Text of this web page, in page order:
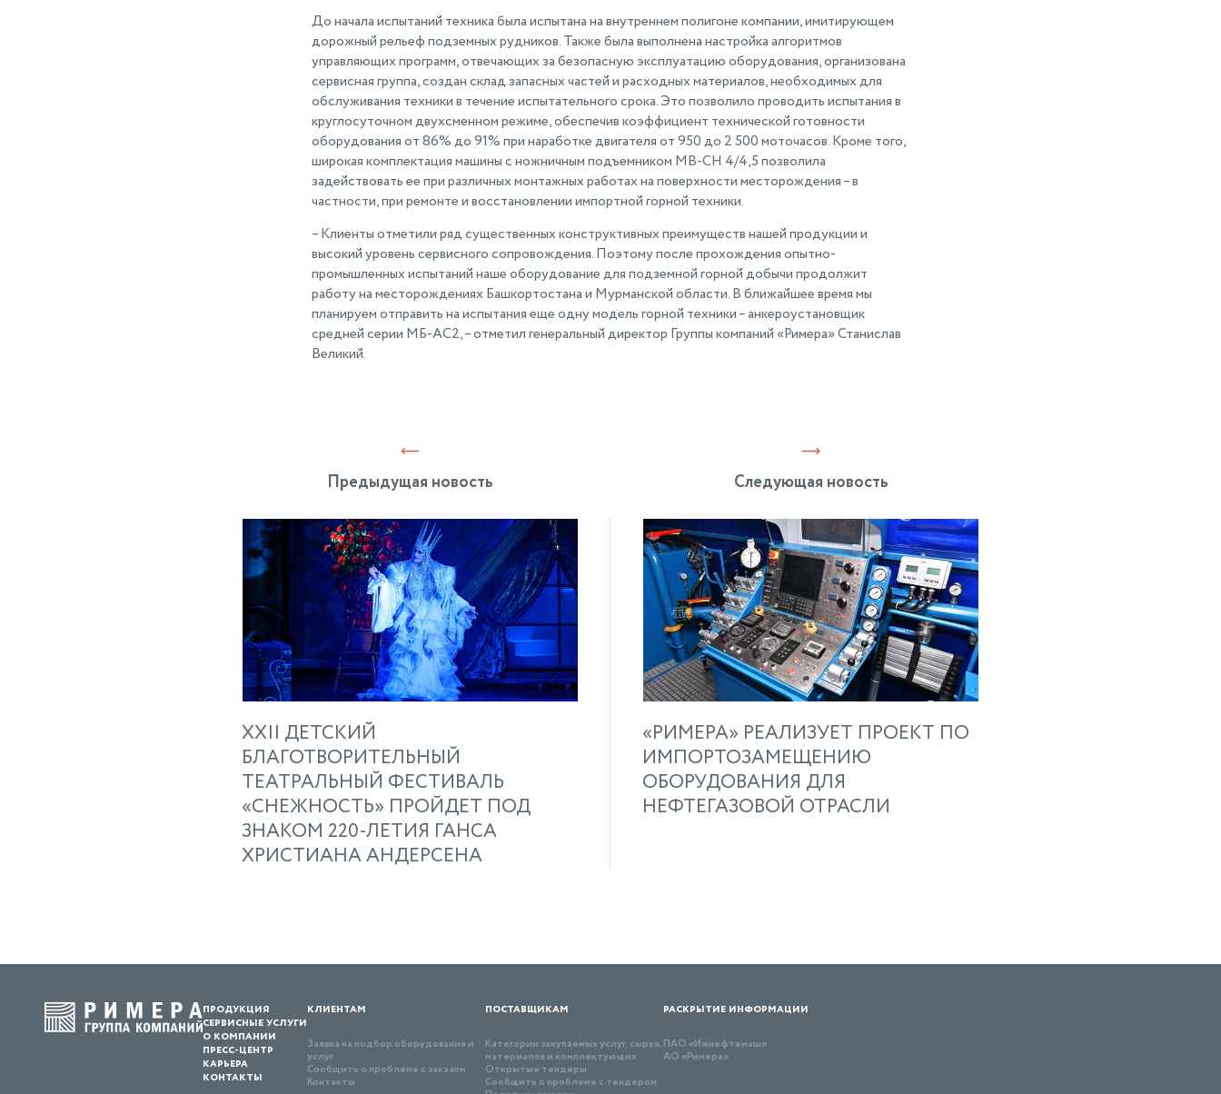
До начала испытаний техника была испытана на внутреннем полигоне компании, имитирующем
дорожный рельеф подземных рудников. Также была выполнена настройка алгоритмов
управляющих программ, отвечающих за безопасную эксплуатацию оборудования, организована
сервисная группа, создан склад запасных частей и расходных материалов, необходимых для
обслуживания техники в течение испытательного срока. Это позволило проводить испытания в
круглосуточном двухсменном режиме, обеспечив коэффициент технической готовности
оборудования от 86% до 91% при наработке двигателя от 950 до 2 500 моточасов. Кроме того,
широкая комплектация машины с ножничным подъемником МВ-СН 4/4,5 позволила
задействовать ее при различных монтажных работах на поверхности месторождения – в
частности, при ремонте и восстановлении импортной горной техники.
– Клиенты отметили ряд существенных конструктивных преимуществ нашей продукции и
высокий уровень сервисного сопровождения. Поэтому после прохождения опытно-
промышленных испытаний наше оборудование для подземной горной добычи продолжит
работу на месторождениях Башкортостана и Мурманской области. В ближайшее время мы
планируем отправить на испытания еще одну модель горной техники – анкероустановщик
средней серии МБ-АС2, – отметил генеральный директор Группы компаний «Римера» Станислав
Великий.
Предыдущая новость
XXII ДЕТСКИЙ
БЛАГОТВОРИТЕЛЬНЫЙ
ТЕАТРАЛЬНЫЙ ФЕСТИВАЛЬ
«СНЕЖНОСТЬ» ПРОЙДЕТ ПОД
ЗНАКОМ 220-ЛЕТИЯ ГАНСА
ХРИСТИАНА АНДЕРСЕНА
Следующая новость
«РИМЕРА» РЕАЛИЗУЕТ ПРОЕКТ ПО
ИМПОРТОЗАМЕЩЕНИЮ
ОБОРУДОВАНИЯ ДЛЯ
НЕФТЕГАЗОВОЙ ОТРАСЛИ
продукция
сервисные услуги
о компании
пресс-центр
карьера
контакты
клиентам
Заявка на подбор оборудования и
услуг
Сообщить о проблеме с заказом
Контакты
поставщикам
Категории закупаемых услуг, сырья,
материалов и комплектующих
Открытые тендеры
Сообщить о проблеме с тендером
раскрытие информации
ПАО «Ижнефтемаш»
АО «Римера»